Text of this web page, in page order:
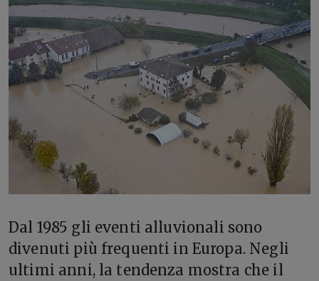
Dal 1985 gli eventi alluvionali sono
divenuti più frequenti in Europa. Negli
ultimi anni, la tendenza mostra che il